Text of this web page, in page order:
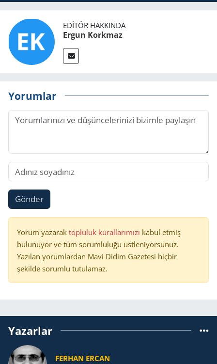
EDITÖR HAKKINDA
Ergun Korkmaz
Yorumlar
Gönder
Yorum yazarak topluluk kurallarımızı kabul etmiş
bulunuyor ve tüm sorumluluğu üstleniyorsunuz.
Yazılan yorumlardan Mavi Didim Gazetesi hiçbir
şekilde sorumlu tutulamaz.
Yazarlar
FERHAN ERCAN